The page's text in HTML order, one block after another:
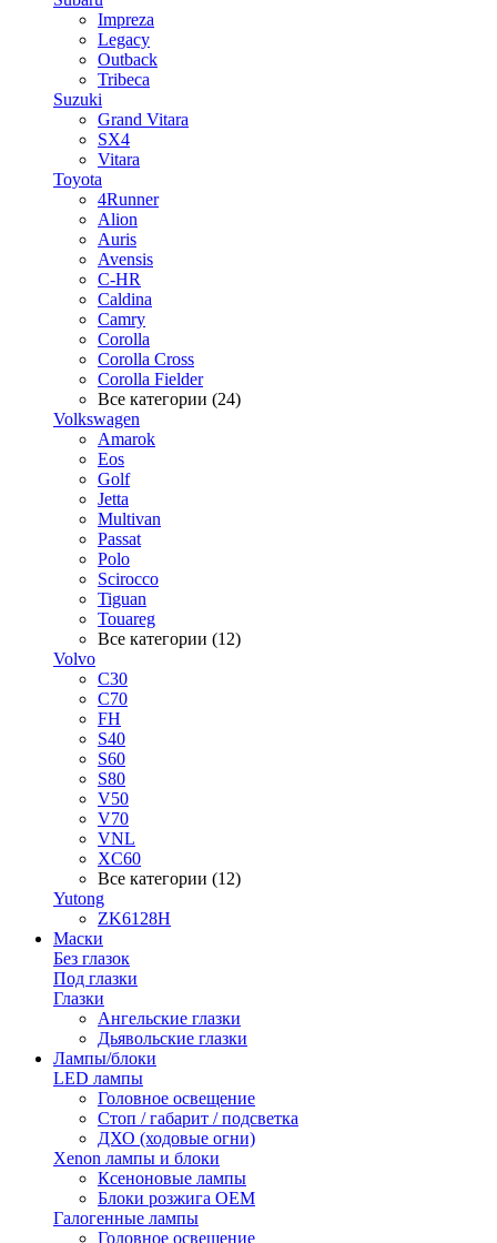
Impreza
Legacy
Outback
Tribeca
Suzuki
Grand Vitara
SX4
Vitara
Toyota
4Runner
Alion
Auris
Avensis
C-HR
Caldina
Camry
Corolla
Corolla Cross
Corolla Fielder
Все категории (24)
Volkswagen
Amarok
Eos
Golf
Jetta
Multivan
Passat
Polo
Scirocco
Tiguan
Touareg
Все категории (12)
Volvo
C30
C70
FH
S40
S60
S80
V50
V70
VNL
XC60
Все категории (12)
Yutong
ZK6128H
Маски
Без глазок
Под глазки
Глазки
Ангельские глазки
Дьявольские глазки
Лампы/блоки
LED лампы
Головное освещение
Стоп / габарит / подсветка
ДХО (ходовые огни)
Xenon лампы и блоки
Ксеноновые лампы
Блоки розжига OEM
Галогенные лампы
Головное освещение